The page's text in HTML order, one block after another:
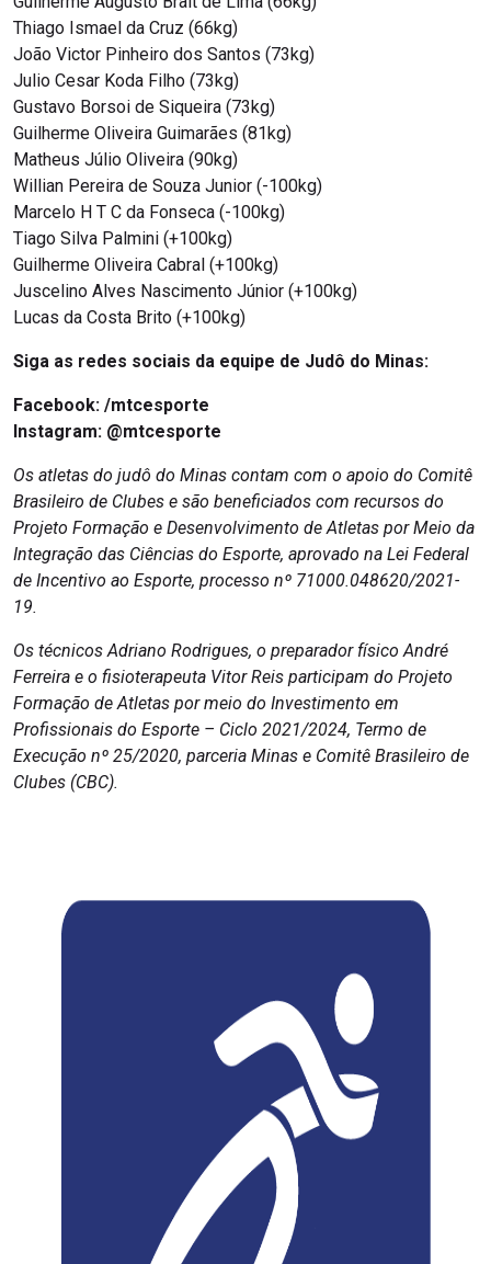
Thiago Ismael da Cruz (66kg)
João Victor Pinheiro dos Santos (73kg)
Julio Cesar Koda Filho (73kg)
Gustavo Borsoi de Siqueira (73kg)
Guilherme Oliveira Guimarães (81kg)
Matheus Júlio Oliveira (90kg)
Willian Pereira de Souza Junior (-100kg)
Marcelo H T C da Fonseca (-100kg)
Tiago Silva Palmini (+100kg)
Guilherme Oliveira Cabral (+100kg)
Juscelino Alves Nascimento Júnior (+100kg)
Lucas da Costa Brito (+100kg)
Siga as redes sociais da equipe de Judô do Minas:
Facebook: /mtcesporte
Instagram: @mtcesporte
Os atletas do judô do Minas contam com o apoio do Comitê
Brasileiro de Clubes e são beneficiados com recursos do
Projeto Formação e Desenvolvimento de Atletas por Meio da
Integração das Ciências do Esporte, aprovado na Lei Federal
de Incentivo ao Esporte, processo nº 71000.048620/2021-
19.
Os técnicos Adriano Rodrigues, o preparador físico André
Ferreira e o fisioterapeuta Vitor Reis participam do Projeto
Formação de Atletas por meio do Investimento em
Profissionais do Esporte – Ciclo 2021/2024, Termo de
Execução nº 25/2020, parceria Minas e Comitê Brasileiro de
Clubes (CBC).